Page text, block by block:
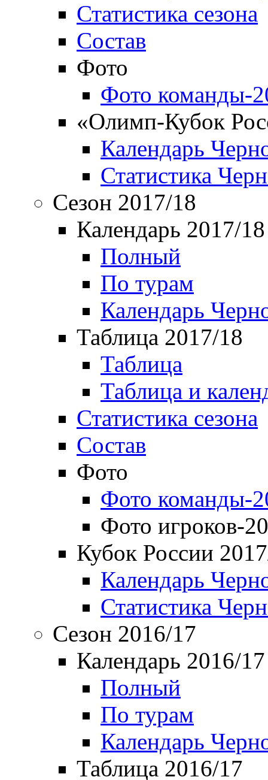
Статистика сезона
Состав
Фото
Фото команды-
«Олимп-Кубок
Календарь
Статистика
Сезон 2017/18
Календарь 2017/18
Полный
По турам
Календарь
Таблица 2017/18
Таблица
Таблица и
Статистика сезона
Состав
Фото
Фото команды-
Фото игроков-
Кубок России
Календарь
Статистика
Сезон 2016/17
Календарь 2016/17
Полный
По турам
Календарь
Таблица 2016/17